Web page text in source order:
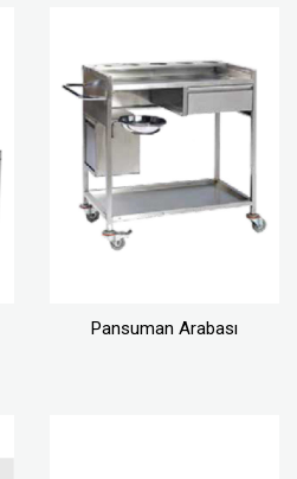
Pansuman Arabası